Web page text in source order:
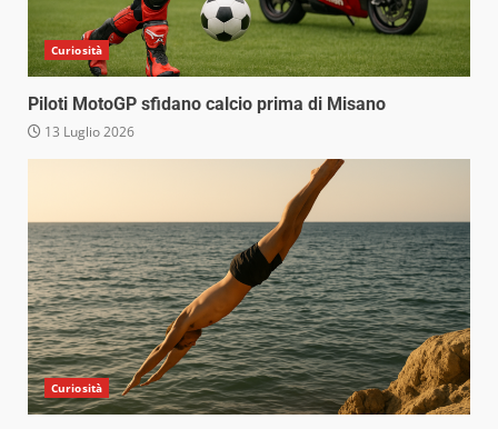
Curiosità
Piloti MotoGP sfidano calcio prima di Misano
13 Luglio 2026
Curiosità